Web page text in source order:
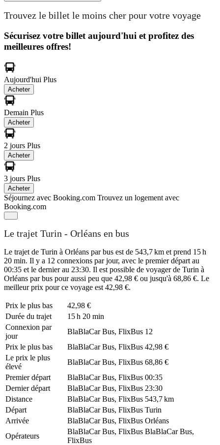
Trouvez le billet le moins cher pour votre voyage
Sécurisez votre billet aujourd'hui et profitez des
meilleures offres!
Aujourd'hui Plus
Acheter
Demain Plus
Acheter
2 jours Plus
Acheter
3 jours Plus
Acheter
Séjournez avec Booking.com Trouvez un logement avec
Booking.com
Le trajet Turin - Orléans en bus
Le trajet de Turin à Orléans par bus est de 543,7 km et prend 15 h
20 min. Il y a 12 connexions par jour, avec le premier départ au
00:35 et le dernier au 23:30. Il est possible de voyager de Turin à
Orléans par bus pour aussi peu que 42,98 € ou jusqu'à 68,86 €. Le
meilleur prix pour ce voyage est 42,98 €.
Prix ​​le plus bas
42,98 €
Durée du trajet
15 h 20 min
Connexion par
jour
BlaBlaCar Bus, FlixBus 12
Prix ​​le plus bas
BlaBlaCar Bus, FlixBus 42,98 €
Le prix le plus
élevé
BlaBlaCar Bus, FlixBus 68,86 €
Premier départ
BlaBlaCar Bus, FlixBus 00:35
Dernier départ
BlaBlaCar Bus, FlixBus 23:30
Distance
BlaBlaCar Bus, FlixBus 543,7 km
Départ
BlaBlaCar Bus, FlixBus Turin
Arrivée
BlaBlaCar Bus, FlixBus Orléans
Opérateurs
BlaBlaCar Bus, FlixBus BlaBlaCar Bus,
FlixBus